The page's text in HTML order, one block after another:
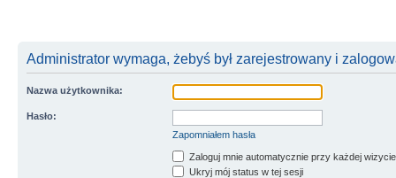
Administrator wymaga, żebyś był zarejestrowany i
Nazwa użytkownika:
Hasło:
Zapomniałem hasła
Zaloguj mnie automatycznie przy każdej wizycie
Ukryj mój status w tej sesji